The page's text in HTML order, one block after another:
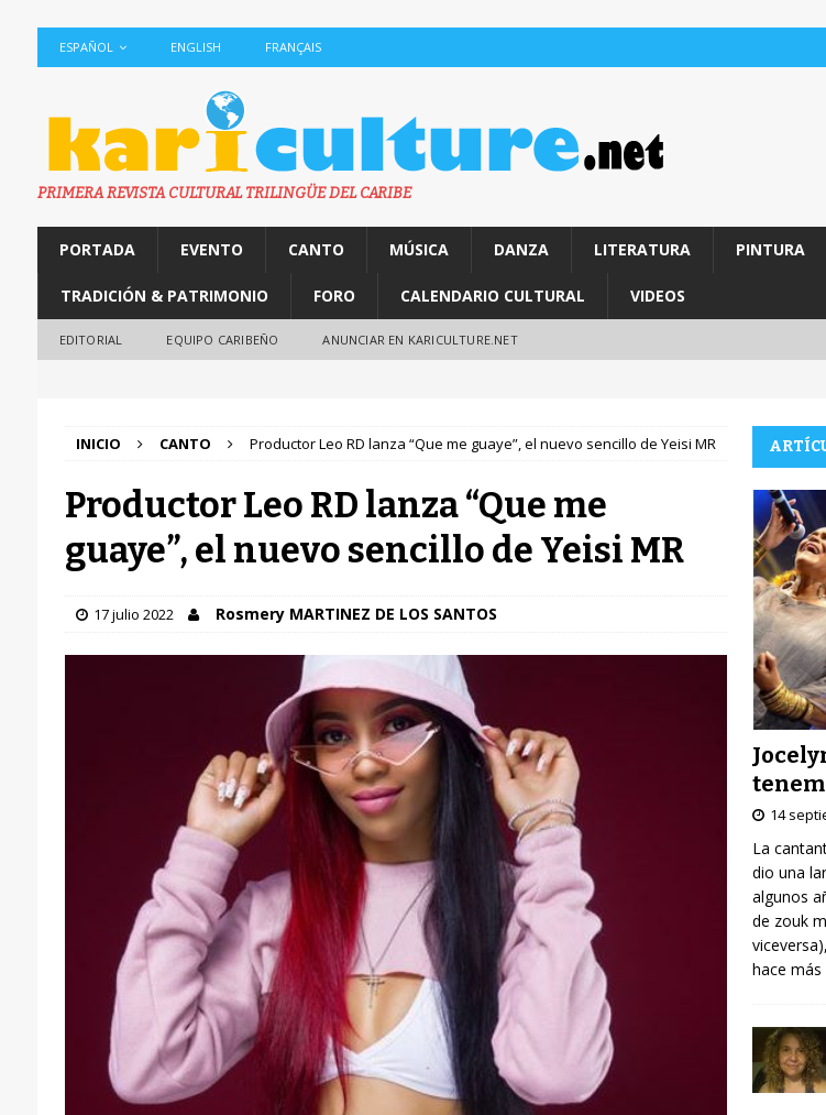
ESPAÑOL ENGLISH FRANÇAIS
PRIMERA REVISTA CULTURAL TRILINGÜE DEL CARIBE
PORTADA EVENTO CANTO MÚSICA DANZA LITERATURA PINTURA
TRADICIÓN & PATRIMONIO FORO CALENDARIO CULTURAL VIDEOS
EDITORIAL EQUIPO CARIBEÑO ANUNCIAR EN KARICULTURE.NET
INICIO CANTO Productor Leo RD lanza “Que me guaye”, el nuevo sencillo de Yeisi MR
Productor Leo RD lanza “Que me
guaye”, el nuevo sencillo de Yeisi MR
17 julio 2022 Rosmery MARTINEZ DE LOS SANTOS
14
La
dio una
algunos
de zouk
hace